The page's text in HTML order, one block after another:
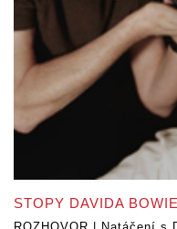
STOPY DAVIDA